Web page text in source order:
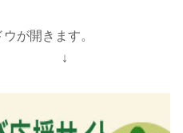
が開きます。